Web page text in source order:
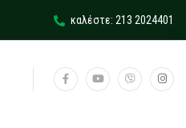
καλέστε: 213 2024401